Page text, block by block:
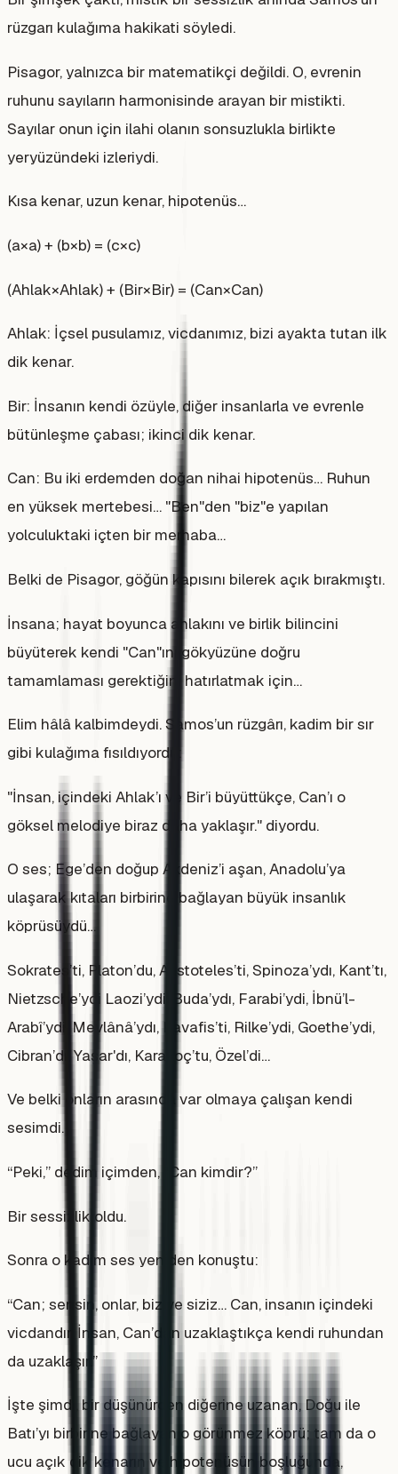
rüzgarı kulağıma hakikati söyledi.
Pisagor, yalnızca bir matematikçi değildi. O, evrenin
ruhunu sayıların harmonisinde arayan bir mistikti.
Sayılar onun için ilahi olanın sonsuzlukla birlikte
yeryüzündeki izleriydi.
Kısa kenar, uzun kenar, hipotenüs…
(a×a) + (b×b) = (c×c)
(Ahlak×Ahlak) + (Bir×Bir) = (Can×Can)
Ahlak: İçsel pusulamız, vicdanımız, bizi ayakta tutan ilk
dik kenar.
Bir: İnsanın kendi özüyle, diğer insanlarla ve evrenle
bütünleşme çabası; ikinci dik kenar.
Can: Bu iki erdemden doğan nihai hipotenüs… Ruhun
en yüksek mertebesi… "Ben"den "biz"e yapılan
yolculuktaki içten bir merhaba…
Belki de Pisagor, göğün kapısını bilerek açık bırakmıştı.
İnsana; hayat boyunca ahlakını ve birlik bilincini
büyüterek kendi "Can"ını gökyüzüne doğru
tamamlaması gerektiğini hatırlatmak için…
Elim hâlâ kalbimdeydi. Samos’un rüzgârı, kadim bir sır
gibi kulağıma fısıldıyordu:
"İnsan, içindeki Ahlak’ı ve Bir’i büyüttükçe, Can’ı o
göksel melodiye biraz daha yaklaşır." diyordu.
O ses; Ege’den doğup Akdeniz’i aşan, Anadolu’ya
ulaşarak kıtaları birbirine bağlayan büyük insanlık
köprüsüydü…
Sokrates’ti, Platon’du, Aristoteles’ti, Spinoza’ydı, Kant’tı,
Nietzsche’ydi Laozi’ydi, Buda’ydı, Farabi’ydi, İbnü’l-
Arabî’ydi, Mevlânâ’ydı, Kavafis’ti, Rilke’ydi, Goethe’ydi,
Cibran’dı, Yaşar'dı, Karakoç’tu, Özel’di…
Ve belki onların arasında var olmaya çalışan kendi
sesimdi.
“Peki,” dedim içimden, “Can kimdir?”
Bir sessizlik oldu.
Sonra o kadim ses yeniden konuştu:
“Can; sensin, onlar, biz ve siziz… Can, insanın içindeki
vicdandır. İnsan, Can’dan uzaklaştıkça kendi ruhundan
da uzaklaşır.”
İşte şimdi, bir düşünürden diğerine uzanan, Doğu ile
Batı’yı birbirine bağlayan o görünmez köprü; tam da o
ucu açık dik kenarın ve hipotenüsün boşluğunda,